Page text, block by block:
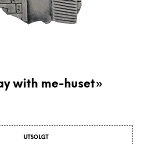
with me-huset»
UTSOLGT